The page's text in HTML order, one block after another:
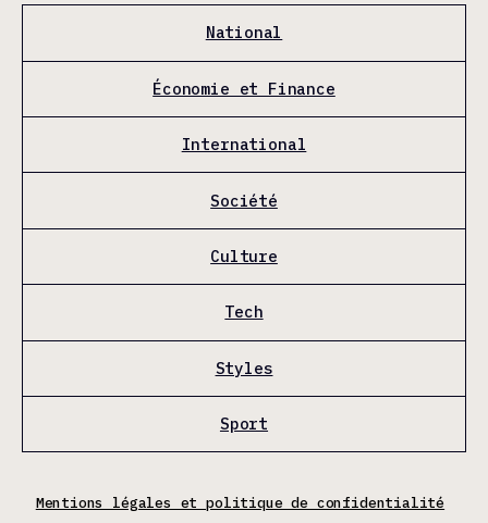
National
Économie et Finance
International
Société
Culture
Tech
Styles
Sport
Mentions légales et politique de confidentialité